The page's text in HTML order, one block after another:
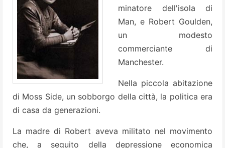
minatore dell'isola di
Man, e Robert Goulden,
un modesto
commerciante di
Manchester.
Nella piccola abitazione
di Moss Side, un sobborgo della città, la politica era
di casa da generazioni.
La madre di Robert aveva militato nel movimento
che, a seguito della depressione economica